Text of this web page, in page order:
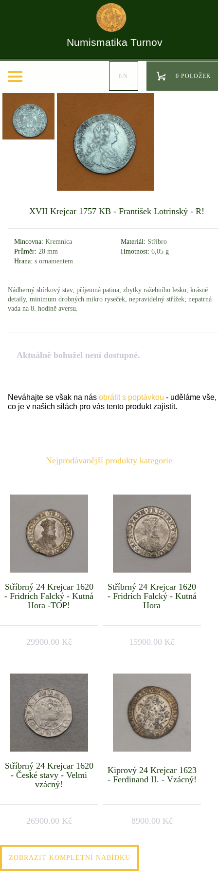
Numismatika Turnov
EN 0 POLOŽEK
XVII Krejcar 1757 KB - František Lotrinský - R!
Mincovna: Kremnica Materiál: Stříbro
Průměr: 28 mm Hmotnost: 6,05 g
Hrana: s ornamentem
Nádherný sbírkový stav, příjemná patina, zbytky ražebního lesku, krásné
detaily, minimum drobných mikro ryseček, nepravidelný střížek; nepatrná
vada na 8. hodině aversu.
Aktuálně bohužel není dostupné.
Neváhajte se však na nás obrátit s poptávkou - uděláme vše,
co je v našich silách pro vás tento produkt zajistit.
Nejprodávanější produkty kategorie
Stříbrný 24 Krejcar 1620
- Fridrich Falcký - Kutná
Hora -TOP!
29900.00 Kč
Stříbrný 24 Krejcar 1620
- Fridrich Falcký - Kutná
Hora
15900.00 Kč
Stříbrný 24 Krejcar 1620
- České stavy - Velmi
vzácný!
26900.00 Kč
Kiprový 24 Krejcar 1623
- Ferdinand II. - Vzácný!
8900.00 Kč
ZOBRAZIT KOMPLETNÍ NABÍDKU